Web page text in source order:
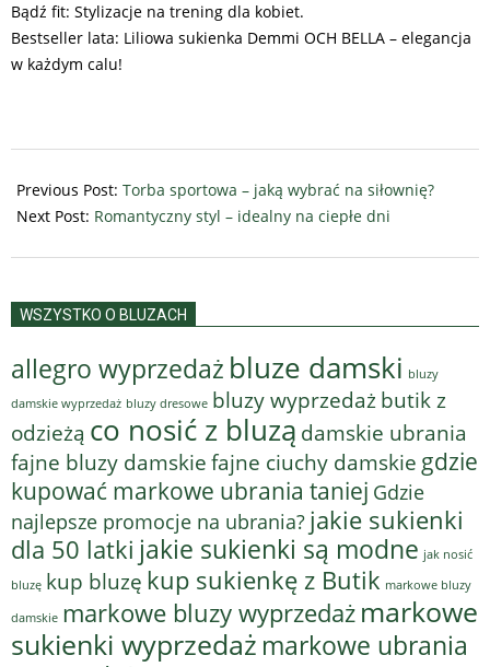
Bądź fit: Stylizacje na trening dla kobiet.
Bestseller lata: Liliowa sukienka Demmi OCH BELLA – elegancja
w każdym calu!
07-
23
Previous Post: Torba sportowa – jaką wybrać na siłownię?
Next Post: Romantyczny styl – idealny na ciepłe dni
WSZYSTKO O BLUZACH
allegro wyprzedaż bluze damski bluzy
damskie wyprzedaż bluzy dresowe bluzy wyprzedaż butik z
odzieżą co nosić z bluzą damskie ubrania
fajne bluzy damskiefajne ciuchy damskie gdzie
kupować markowe ubrania taniej Gdzie
najlepsze promocje na ubrania? jakie sukienki
dla 50 latki jakie sukienki są modne jak nosić
bluzę kup bluzę kup sukienkę z Butik markowe bluzy
damskie markowe bluzy wyprzedaż markowe
sukienki wyprzedaż markowe ubrania